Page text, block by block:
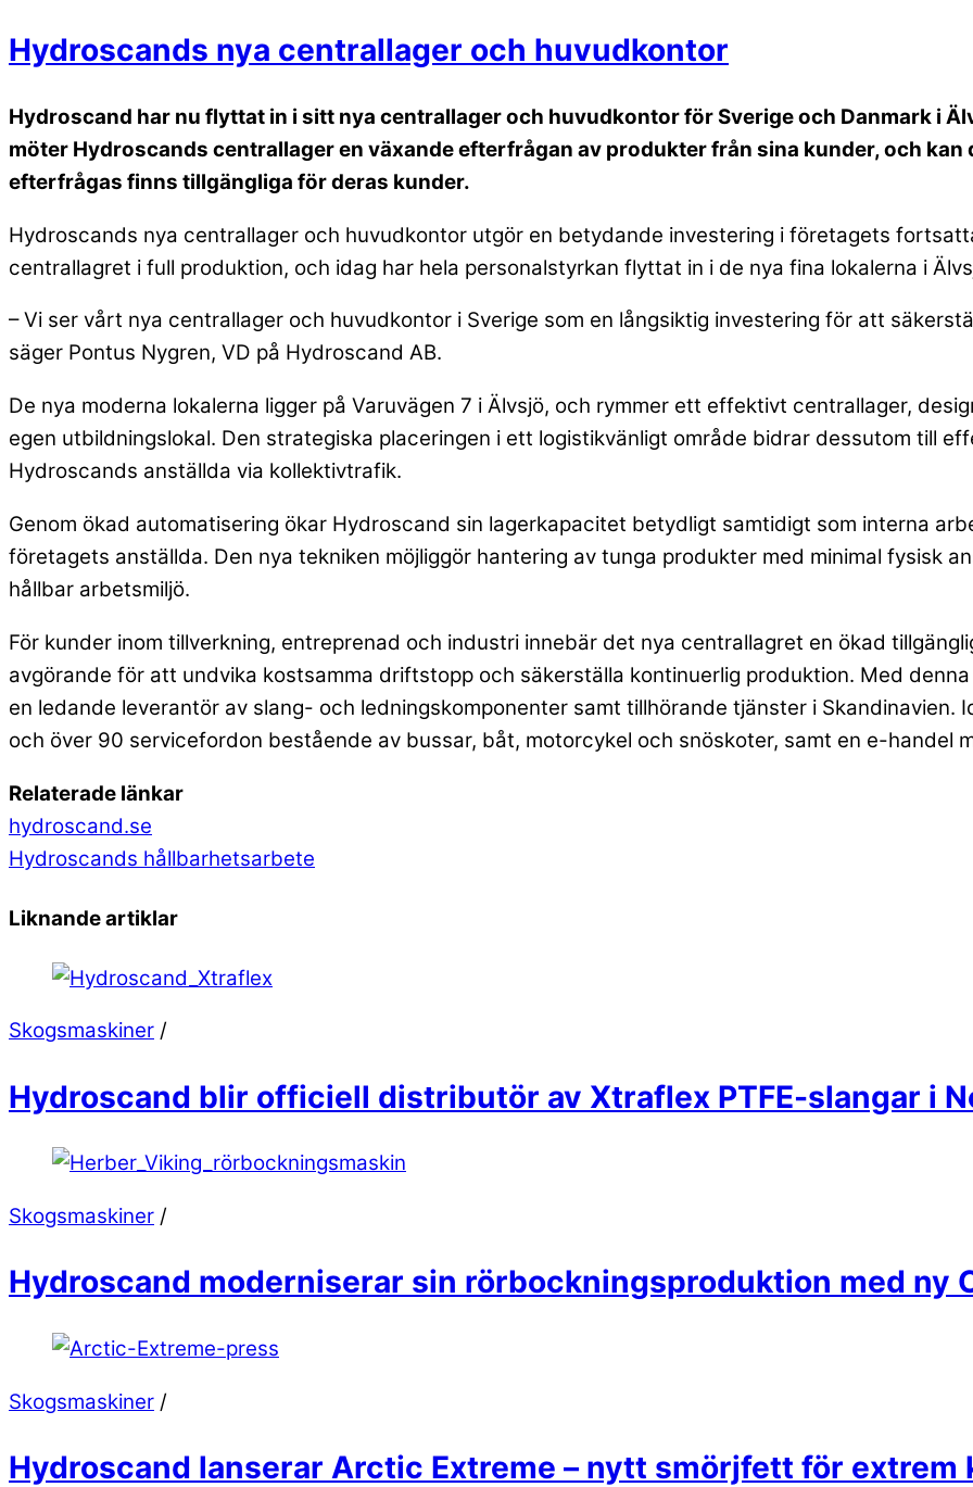
Hydroscands nya centrallager och huvudkontor
Hydroscand har nu flyttat in i sitt nya centrallager och huvudkontor för Sverige och Danmark i
möter Hydroscands centrallager en växande efterfrågan av produkter från sina kunder, och
efterfrågas finns tillgängliga för deras kunder.
Hydroscands nya centrallager och huvudkontor utgör en betydande investering i företagets
centrallagret i full produktion, och idag har hela personalstyrkan flyttat in i de nya fina lokalerna i
– Vi ser vårt nya centrallager och huvudkontor i Sverige som en långsiktig investering för att
säger Pontus Nygren, VD på Hydroscand AB.
De nya moderna lokalerna ligger på Varuvägen 7 i Älvsjö, och rymmer ett effektivt centrallager,
egen utbildningslokal. Den strategiska placeringen i ett logistikvänligt område bidrar dessutom till
Hydroscands anställda via kollektivtrafik.
Genom ökad automatisering ökar Hydroscand sin lagerkapacitet betydligt samtidigt som interna
företagets anställda. Den nya tekniken möjliggör hantering av tunga produkter med minimal fysisk
hållbar arbetsmiljö.
För kunder inom tillverkning, entreprenad och industri innebär det nya centrallagret en ökad
avgörande för att undvika kostsamma driftstopp och säkerställa kontinuerlig produktion. Med
en ledande leverantör av slang- och ledningskomponenter samt tillhörande tjänster i Skandinavien.
och över 90 servicefordon bestående av bussar, båt, motorcykel och snöskoter, samt en e-handel
Relaterade länkar
hydroscand.se
Hydroscands hållbarhetsarbete
Liknande artiklar
Skogsmaskiner /
Hydroscand blir officiell distributör av Xtraflex PTFE-slangar i
Skogsmaskiner /
Hydroscand moderniserar sin rörbockningsproduktion med ny
Skogsmaskiner /
Hydroscand lanserar Arctic Extreme – nytt smörjfett för extrem